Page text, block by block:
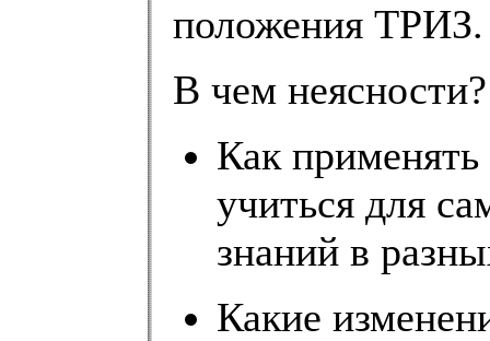
положения ТРИЗ.
В чем неясности?
Как
учиться для
знаний в
Какие